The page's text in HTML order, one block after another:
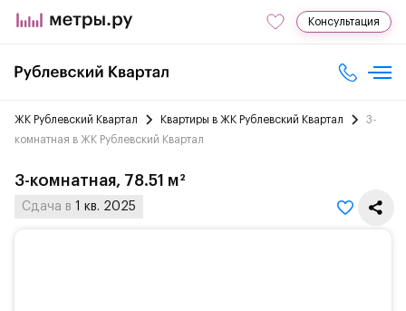
Консультация
ЖК Рублевский Квартал Квартиры в ЖК Рублевский Квартал
3-
комнатная в ЖК Рублевский Квартал
3-комнатная, 78.51 м²
Сдача в 1 кв. 2025